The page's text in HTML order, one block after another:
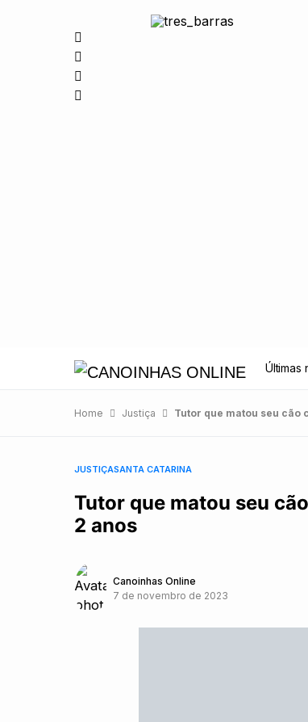
Últimas
Home Justiça Tutor que matou seu cão
JUSTIÇASANTA CATARINA
Tutor que matou seu
2 anos
Canoinhas Online
7 de novembro de 2023